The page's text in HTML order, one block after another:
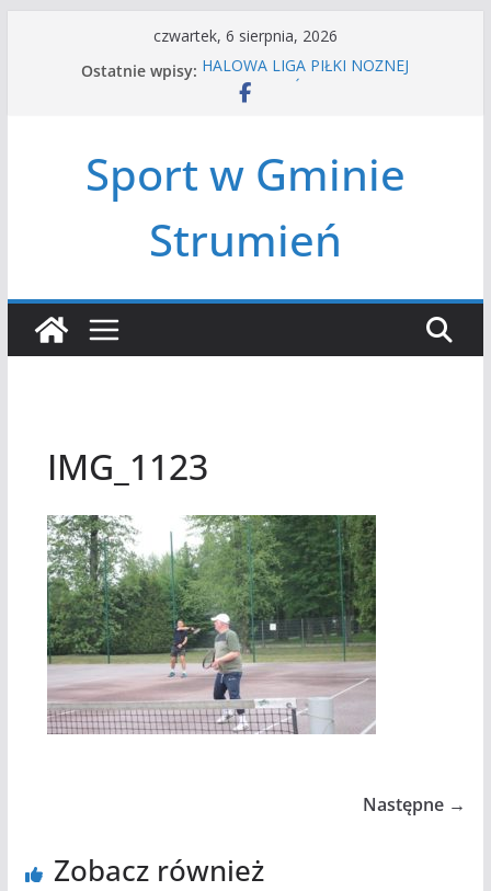
czwartek, 6 sierpnia, 2026
Ostatnie wpisy: HALOWA LIGA PIŁKI NOŻNEJ
LATO W MIEŚCIE’2026
Czwórbój lekkoatletyczny
Sport w Gminie
Strumień
IMG_1123
Następne →
Zobacz również